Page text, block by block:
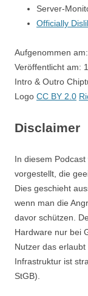
Server-
Officially
Aufgenommen
Veröffentlicht am:
Intro & Outro
Logo CC BY 2.0
Disclaimer
In diesem
vorgestellt, die
Dies geschieht
wenn man die
davor schützen.
Hardware nur bei
Nutzer das
Infrastruktur ist
StGB).